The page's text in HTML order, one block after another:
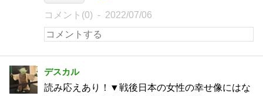
コメント(0) 2022/07/06
デスカル
読み応えあり！▼戦後日本の女性の幸せ像にはな